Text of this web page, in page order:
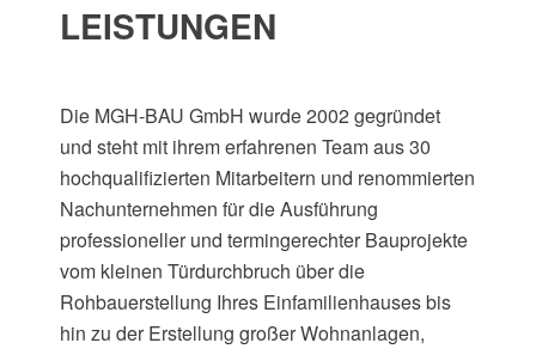
LEISTUNGEN
Die MGH-BAU GmbH wurde 2002 gegründet
und steht mit ihrem erfahrenen Team aus 30
hochqualifizierten Mitarbeitern und renommierten
Nachunternehmen für die Ausführung
professioneller und termingerechter Bauprojekte
vom kleinen Türdurchbruch über die
Rohbauerstellung Ihres Einfamilienhauses bis
hin zu der Erstellung großer Wohnanlagen,